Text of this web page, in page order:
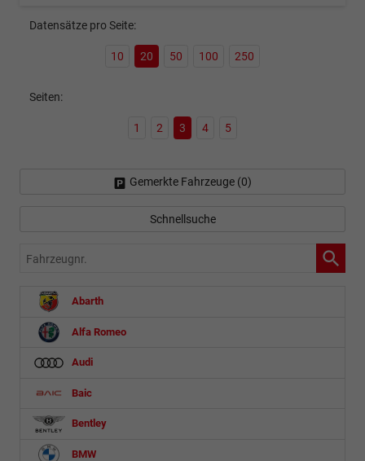
Datensätze pro Seite:
10 20 50 100 250
Seiten:
1 2 3 4 5
Gemerkte Fahrzeuge (0)
Schnellsuche
Fahrzeugnr.
Abarth
Alfa Romeo
Audi
Baic
Bentley
BMW